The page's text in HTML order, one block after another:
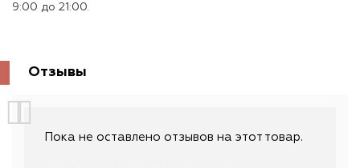
9:00 до 21:00.
Отзывы
Пока не оставлено отзывов на этот товар.